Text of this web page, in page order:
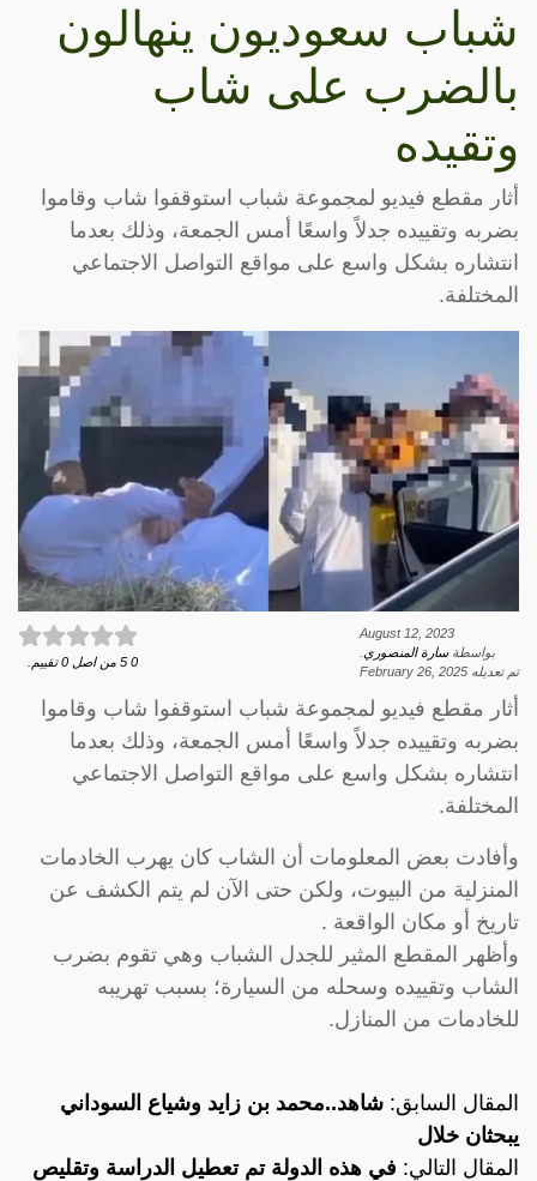
شباب سعوديون ينهالون
بالضرب على شاب
وتقيده
أثار مقطع فيديو لمجموعة شباب استوقفوا شاب وقاموا
بضربه وتقييده جدلاً واسعًا أمس الجمعة، وذلك بعدما
انتشاره بشكل واسع على مواقع التواصل الاجتماعي
المختلفة.
August 12, 2023
بواسطةسارة المنصوري
تم تعديله February 26, 2025
0
5 من اصل 0 تقييم.
أثار مقطع فيديو لمجموعة شباب استوقفوا شاب وقاموا
بضربه وتقييده جدلاً واسعًا أمس الجمعة، وذلك بعدما
انتشاره بشكل واسع على مواقع التواصل الاجتماعي
المختلفة.
وأفادت بعض المعلومات أن الشاب كان يهرب الخادمات
المنزلية من البيوت، ولكن حتى الآن لم يتم الكشف عن
تاريخ أو مكان الواقعة .
وأظهر المقطع المثير للجدل الشباب وهي تقوم بضرب
الشاب وتقييده وسحله من السيارة؛ بسبب تهريبه
للخادمات من المنازل.
المقال السابق: شاهد..محمد بن زايد وشياع السوداني
يبحثان خلال
المقال التالي: في هذه الدولة تم تعطيل الدراسة وتقليص